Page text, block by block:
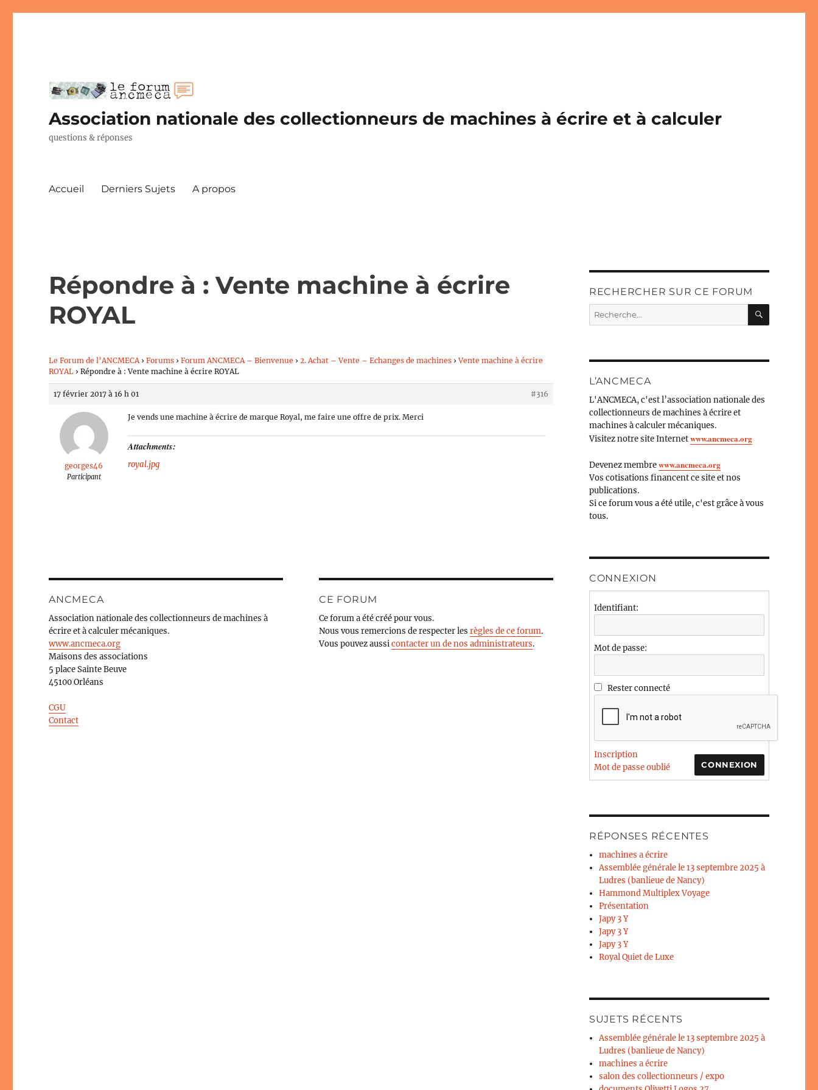
Association nationale des collectionneurs de machines à écrire et à calculer
questions & réponses
Accueil Derniers Sujets A propos
Répondre à : Vente machine à écrire
ROYAL
Le Forum de l’ANCMECA › Forums › Forum ANCMECA – Bienvenue › 2. Achat – Vente – Echanges de machines › Vente machine à écrire
ROYAL › Répondre à : Vente machine à écrire ROYAL
17 février 2017 à 16 h 01 #316
georges46
Participant
Je vends une machine à écrire de marque Royal, me faire une offre de prix. Merci
Attachments:
royal.jpg
ANCMECA
Association nationale des collectionneurs de machines à
écrire et à calculer mécaniques.
www.ancmeca.org
Maisons des associations
5 place Sainte Beuve
45100 Orléans
CGU
Contact
CE FORUM
Ce forum a été créé pour vous.
Nous vous remercions de respecter lesrègles de ce forum.
Vous pouvez aussicontacter un de nos administrateurs.
RECHERCHER SUR CE FORUM
Recherche
pour :
L’ANCMECA
L'ANCMECA, c'est l’association nationale des
collectionneurs de machines à écrire et
machines à calculer mécaniques.
Visitez notre site Internetwww.ancmeca.org
Devenez membrewww.ancmeca.org
Vos cotisations financent ce site et nos
publications.
Si ce forum vous a été utile, c'est grâce à vous
tous.
CONNEXION
Identifiant:
Mot de passe:
Rester connecté
CONNEXION
Inscription
Mot de passe oublié
RÉPONSES RÉCENTES
machines a écrire
Assemblée générale le 13 septembre 2025 à
Ludres (banlieue de Nancy)
Hammond Multiplex Voyage
Présentation
Japy 3 Y
Japy 3 Y
Japy 3 Y
Royal Quiet de Luxe
SUJETS RÉCENTS
Assemblée générale le 13 septembre 2025 à
Ludres (banlieue de Nancy)
machines a écrire
salon des collectionneurs / expo